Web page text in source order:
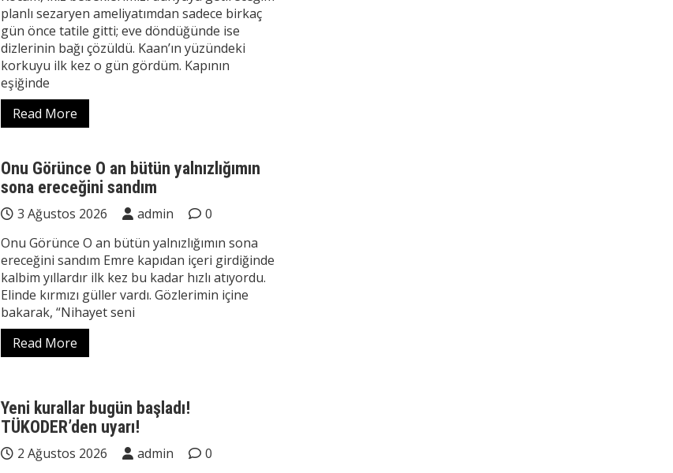
planlı sezaryen ameliyatımdan sadece birkaç
gün önce tatile gitti; eve döndüğünde ise
dizlerinin bağı çözüldü. Kaan’ın yüzündeki
korkuyu ilk kez o gün gördüm. Kapının
eşiğinde
Read More
Onu Görünce O an bütün yalnızlığımın
sona ereceğini sandım
3 Ağustos 2026 admin
0
Onu Görünce O an bütün yalnızlığımın sona
ereceğini sandım Emre kapıdan içeri girdiğinde
kalbim yıllardır ilk kez bu kadar hızlı atıyordu.
Elinde kırmızı güller vardı. Gözlerimin içine
bakarak, “Nihayet seni
Read More
Yeni kurallar bugün başladı!
TÜKODER’den uyarı!
2 Ağustos 2026 admin
0